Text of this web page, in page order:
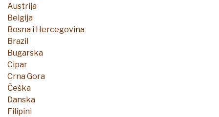
Austrija
Belgija
Bosna i Hercegovina
Brazil
Bugarska
Cipar
Crna Gora
Češka
Danska
Filipini